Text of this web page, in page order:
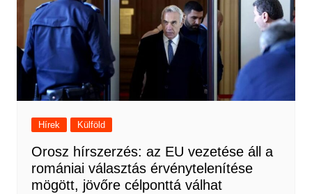
Hírek Külföld
Orosz hírszerzés: az EU vezetése áll a
romániai választás érvénytelenítése
mögött, jövőre célponttá válhat